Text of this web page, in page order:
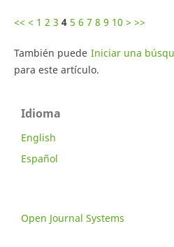
<< < 1 2 3 4 5 6 7 8 9 10 > >>
También puede Iniciar una
para este artículo.
Idioma
English
Español
Open Journal Systems